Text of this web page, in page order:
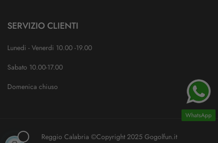
SERVIZIO CLIENTI
Lunedi - Venerdi 10.00 -19.00
Sabato 10.00-17.00
Domenica chiuso
WhatsApp
Reggio Calabria ©Copyright 2025 Gogolfun.it